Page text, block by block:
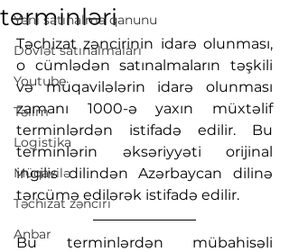
Yeni satınalma qanunu
Dövlət satınalmaları
Youtube
Təlim
Logistika
Müqavilə
Təchizat zənciri
Anbar
terminləri
Təchizat zəncirinin idarə olunması,
o cümlədən satınalmaların təşkili
və müqavilələrin idarə olunması
zamanı 1000-ə yaxın müxtəlif
terminlərdən istifadə edilir. Bu
terminlərin əksəriyyəti orijinal
ingilis dilindən Azərbaycan dilinə
tərcümə edilərək istifadə edilir.
Bu terminlərdən mübahisəli